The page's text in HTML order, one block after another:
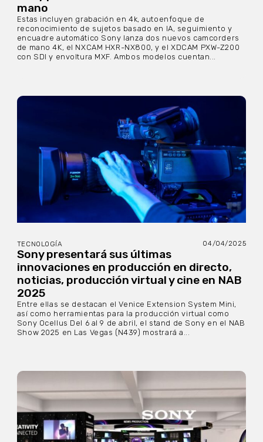
mano
Estas incluyen grabación en 4k, autoenfoque de
reconocimiento de sujetos basado en IA, seguimiento y
encuadre automático Sony lanza dos nuevos camcorders
de mano 4K, el NXCAM HXR-NX800, y el XDCAM PXW-Z200
con SDI y envoltura MXF. Ambos modelos cuentan...
TECNOLOGÍA 04/04/2025
Sony presentará sus últimas
innovaciones en producción en directo,
noticias, producción virtual y cine en NAB
2025
Entre ellas se destacan el Venice Extension System Mini,
así como herramientas para la producción virtual como
Sony Ocellus Del 6 al 9 de abril, el stand de Sony en el NAB
Show 2025 en Las Vegas (N439) mostrará a...